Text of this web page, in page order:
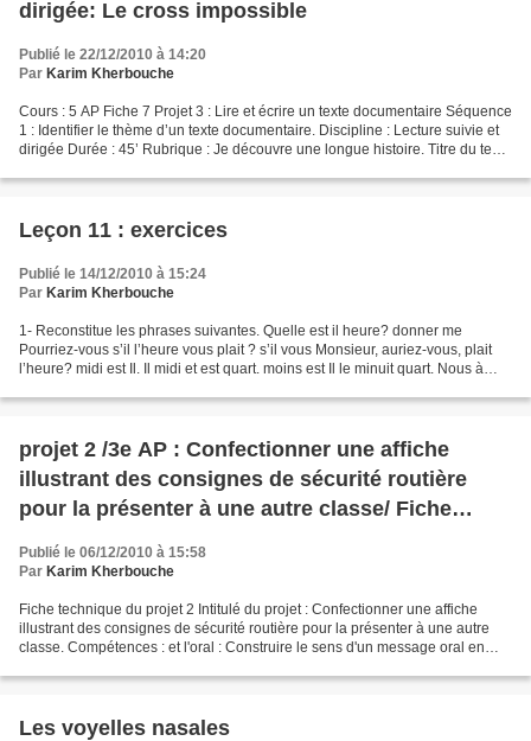
dirigée: Le cross impossible
Publié le 22/12/2010 à 14:20
Par Karim Kherbouche
Cours : 5 AP Fiche 7 Projet 3 : Lire et écrire un texte documentaire Séquence
1 : Identifier le thème d’un texte documentaire. Discipline : Lecture suivie et
dirigée Durée : 45’ Rubrique : Je découvre une longue histoire. Titre du texte
Leçon 11 : exercices
Publié le 14/12/2010 à 15:24
Par Karim Kherbouche
1- Reconstitue les phrases suivantes. Quelle est il heure? donner me
Pourriez-vous s’il l’heure vous plait ? s’il vous Monsieur, auriez-vous, plait
l’heure? midi est Il. Il midi et est quart. moins est Il le minuit quart. Nous à
projet 2 /3e AP : Confectionner une affiche
illustrant des consignes de sécurité routière
pour la présenter à une autre classe/ Fiche
technique
Publié le 06/12/2010 à 15:58
Par Karim Kherbouche
Fiche technique du projet 2 Intitulé du projet : Confectionner une affiche
illustrant des consignes de sécurité routière pour la présenter à une autre
classe. Compétences : et l'oral : Construire le sens d'un message oral en
Les voyelles nasales